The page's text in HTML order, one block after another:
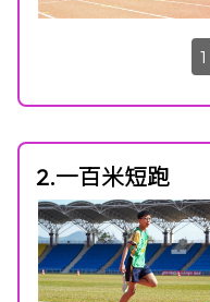
1
2.一百米短跑